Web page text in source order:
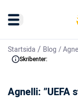
Startsida / Blog /
Skribenter:
Agnelli: ”UEFA